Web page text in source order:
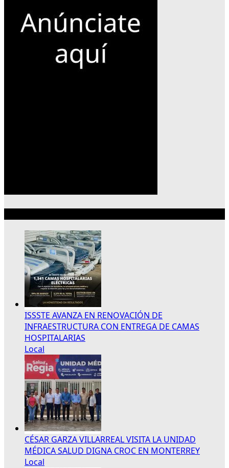
ISSSTE AVANZA EN RENOVACIÓN DE
INFRAESTRUCTURA CON ENTREGA DE CAMAS
HOSPITALARIAS
Local
CÉSAR GARZA VILLARREAL VISITA LA UNIDAD
MÉDICA SALUD DIGNA CROC EN MONTERREY
Local